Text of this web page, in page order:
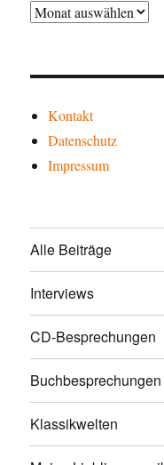
Archiv
Kontakt
Datenschutz
Impressum
Alle Beiträge
Interviews
CD-Besprechungen
Buchbesprechungen
Klassikwelten